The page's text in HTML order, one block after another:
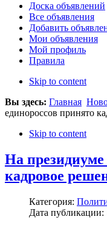
Доска объявлений
Все объявления
Добавить
Мои объявления
Мой профиль
Правила
Skip to content
Вы здесь: Главная
единороссов принято
Skip to content
На президиуме
кадровое
Категория:
Дата публикации: